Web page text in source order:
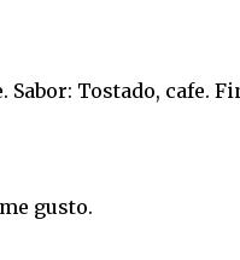
Tostado, cafe.
gusto.